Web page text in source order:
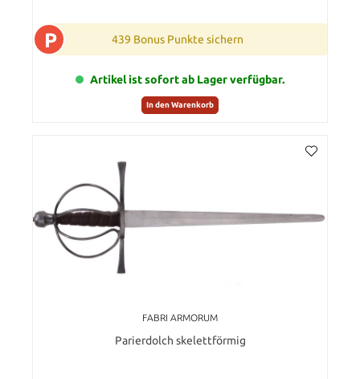
P 439 Bonus Punkte sichern
Artikel ist sofort ab Lager verfügbar.
In den Warenkorb
FABRI ARMORUM
Parierdolch skelettförmig